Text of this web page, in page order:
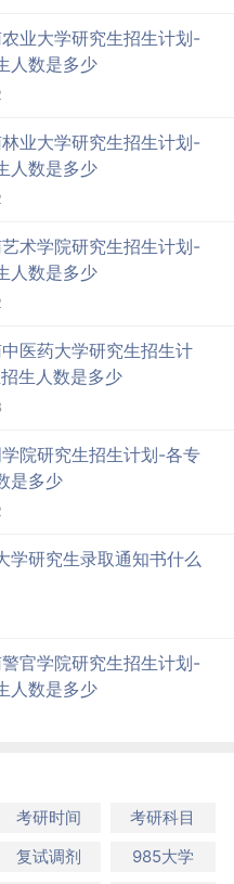
业大学研究生招生计划-
人数是多少
业大学研究生招生计划-
人数是多少
术学院研究生招生计划-
人数是多少
医药大学研究生招生计
生人数是多少
院研究生招生计划-各专
是多少
学研究生录取通知书什么
官学院研究生招生计划-
人数是多少
考研时间
考研科目
复试调剂 985大学